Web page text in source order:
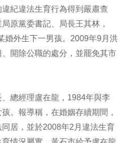
紀違法生育行為得到嚴肅查
原黨委書記、局長王其林，
婚外生下一男孩。2009年9月洪
開除公職的處分，並罷免其市
總經理盧在龍，1984年與李
。報導稱，在婚姻存續期間，
居，並於2008年2月違法生育